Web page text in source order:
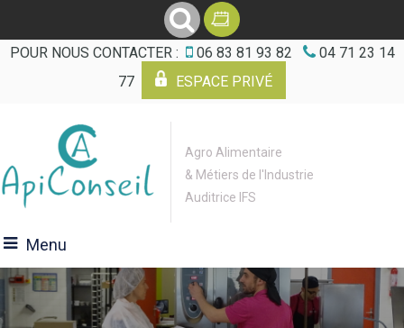
POUR NOUS CONTACTER : 06 83 81 93 82
04 71 23 14
77
ESPACE PRIVÉ
Agro Alimentaire
& Métiers de l'Industrie
Auditrice IFS
Menu